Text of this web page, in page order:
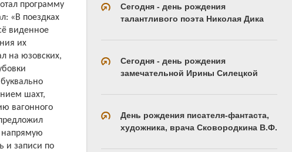
программу
«В поездках
виденное
их
на юзовских,
шахт,
вагонного
напрямую
и записи по
Сегодня - день рождения
талантливого поэта Николая Дика
Сегодня - день рождения
замечательной Ирины Силецкой
День рождения писателя-фантаста,
художника, врача Сковородкина В.Ф.